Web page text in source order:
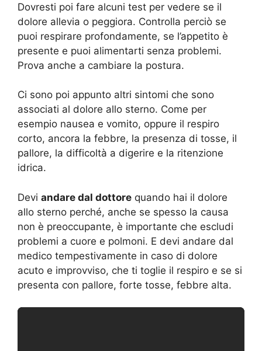
Dovresti poi fare alcuni test per vedere se il
dolore allevia o peggiora. Controlla perciò se
puoi respirare profondamente, se l’appetito è
presente e puoi alimentarti senza problemi.
Prova anche a cambiare la postura.
Ci sono poi appunto altri sintomi che sono
associati al dolore allo sterno. Come per
esempio nausea e vomito, oppure il respiro
corto, ancora la febbre, la presenza di tosse, il
pallore, la difficoltà a digerire e la ritenzione
idrica.
Devi andare dal dottore quando hai il dolore
allo sterno perché, anche se spesso la causa
non è preoccupante, è importante che escludi
problemi a cuore e polmoni. E devi andare dal
medico tempestivamente in caso di dolore
acuto e improvviso, che ti toglie il respiro e se si
presenta con pallore, forte tosse, febbre alta.